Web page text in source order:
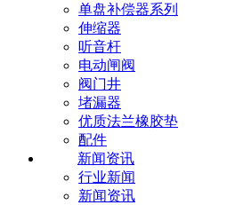
单盘补偿器系列
伸缩器
听音杆
电动闸阀
阀门井
堵漏器
优质法兰橡胶垫
配件
新闻资讯
行业新闻
新闻资讯